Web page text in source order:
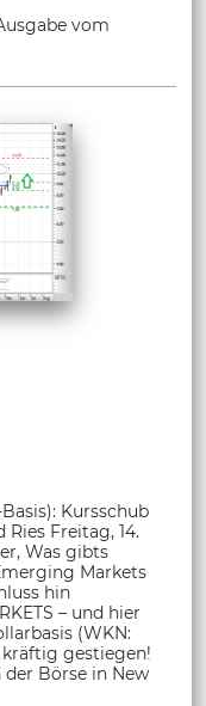
vom
Kursschub
Freitag, 14.
Was gibts
Markets
hin
– und hier
(WKN:
kräftig gestiegen!
der Börse in New